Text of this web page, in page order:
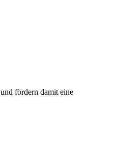
fördern damit eine